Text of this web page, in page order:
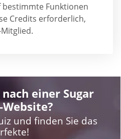
bestimmte Funktionen
Credits erforderlich,
einer Sugar
und finden Sie das